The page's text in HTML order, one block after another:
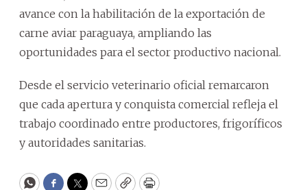
avance con la habilitación de la exportación de
carne aviar paraguaya, ampliando las
oportunidades para el sector productivo nacional.
Desde el servicio veterinario oficial remarcaron
que cada apertura y conquista comercial refleja el
trabajo coordinado entre productores, frigoríficos
y autoridades sanitarias.